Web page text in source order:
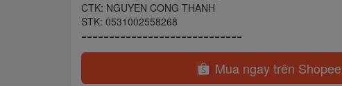
CTK: NGUYEN CONG THANH
STK: 0531002558268
=============================
Mua ngay trên Shopee